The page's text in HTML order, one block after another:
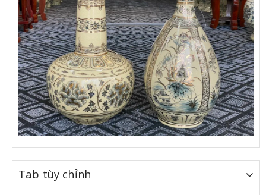
Tab tùy chỉnh